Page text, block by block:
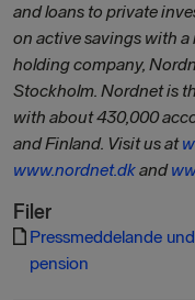
and loans to private
on active savings with a
holding company,
Stockholm. Nordnet is
with about 430,000
and Finland. Visit us at
www.nordnet.dkand
Filer
Pressmeddelande
pension